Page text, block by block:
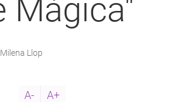
Mágica"
Milena Llop
A- A+